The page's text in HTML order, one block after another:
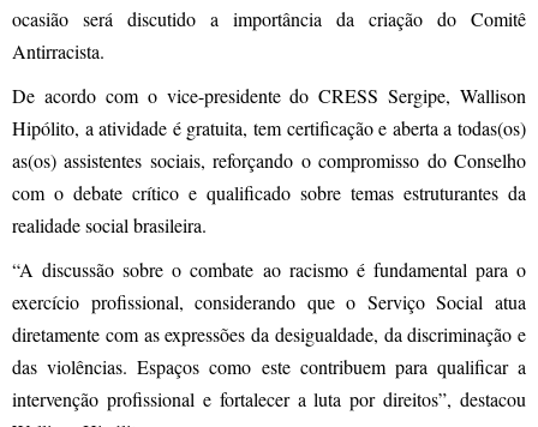
ocasião será discutido a importância da criação do Comitê
Antirracista.
De acordo com o vice-presidente do CRESS Sergipe, Wallison
Hipólito, a atividade é gratuita, tem certificação e aberta a todas(os)
as(os) assistentes sociais, reforçando o compromisso do Conselho
com o debate crítico e qualificado sobre temas estruturantes da
realidade social brasileira.
“A discussão sobre o combate ao racismo é fundamental para o
exercício profissional, considerando que o Serviço Social atua
diretamente com as expressões da desigualdade, da discriminação e
das violências. Espaços como este contribuem para qualificar a
intervenção profissional e fortalecer a luta por direitos”, destacou